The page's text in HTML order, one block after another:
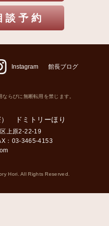
予約
Instagram 館長ブログ
らびに無断転用を禁じます。
） ドミトリーほり
上原2-22-19
：03-3465-4153
Hori. All Rights Reserved.